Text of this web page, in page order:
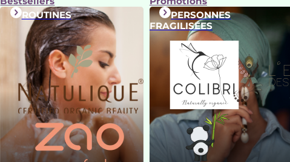
ROUTINES
PERSONNES
FRAGILISÉES
Top 5 de nos marques